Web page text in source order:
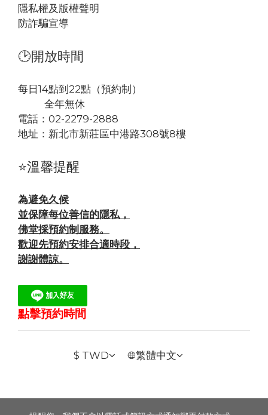
隱私權及版權聲明
防詐騙宣導
🕑開放時間
每日14點到22點（預約制）
全年無休
電話：02-2279-2888
地址： 新北市新莊區中港路308號8樓
⭐溫馨提醒
為避免久候
並保障每位善信的隱私，
佛堂採預約制服務。
歡迎先預約安排合適時段，
謝謝體諒。
點擊預約時間
$ TWD 繁體中文